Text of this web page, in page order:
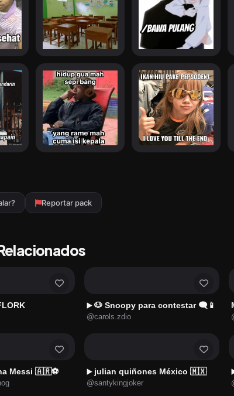
Reportar pack
▶️ 🐶 Snoopy para contestar 🗨️📱
@carols.zdio
Messi 🇦🇷⚽ ▶️ julian quiñones México 🇲🇽
@santykingjoker